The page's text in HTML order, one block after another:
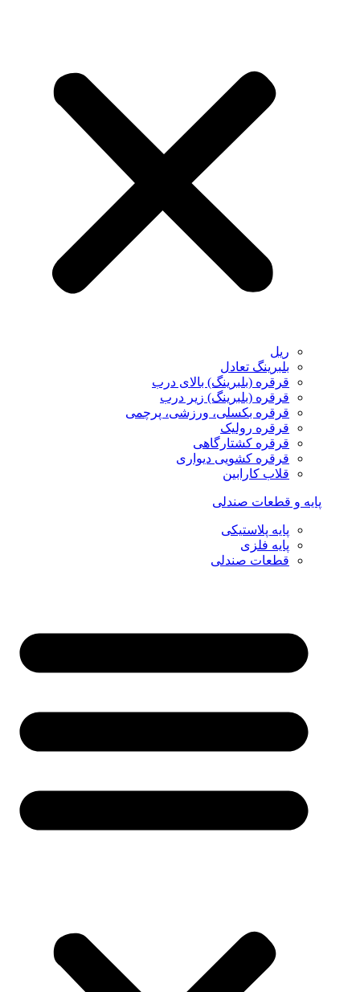
ریل
بلبرینگ تعادل
قرقره (بلبرینگ) بالای درب
قرقره (بلبرینگ) زیر درب
قرقره بکسلی، ورزشی، پرچمی
قرقره رولیک
قرقره کشتارگاهی
قرقره کشویی دیواری
قلاب کارابین
پایه و قطعات صندلی
پایه پلاستیکی
پایه فلزی
قطعات صندلی